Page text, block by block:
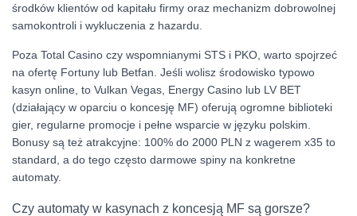
środków klientów od kapitału firmy oraz mechanizm dobrowolnej
samokontroli i wykluczenia z hazardu.
Poza Total Casino czy wspomnianymi STS i PKO, warto spojrzeć
na ofertę Fortuny lub Betfan. Jeśli wolisz środowisko typowo
kasyn online, to Vulkan Vegas, Energy Casino lub LV BET
(działający w oparciu o koncesję MF) oferują ogromne biblioteki
gier, regularne promocje i pełne wsparcie w języku polskim.
Bonusy są też atrakcyjne: 100% do 2000 PLN z wagerem x35 to
standard, a do tego często darmowe spiny na konkretne
automaty.
Czy automaty w kasynach z koncesją MF są gorsze?